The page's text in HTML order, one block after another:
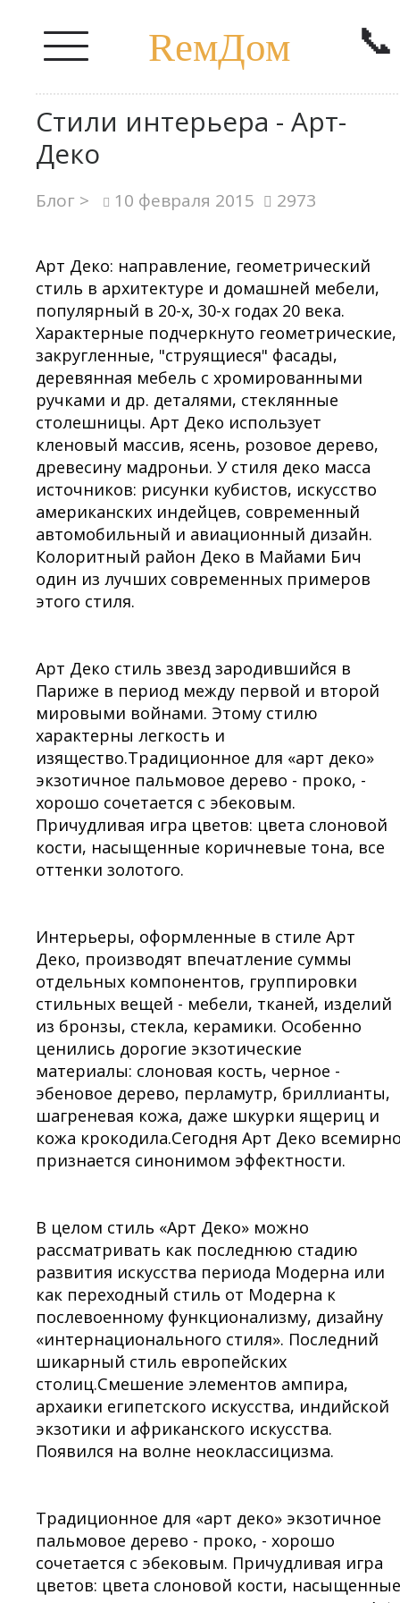
RемДом 📞
Стили интерьера - Арт-
Деко
Блог > 10 февраля 2015 2973
Арт Деко: направление, геометрический
стиль в архитектуре и домашней мебели,
популярный в 20-х, 30-х годах 20 века.
Характерные подчеркнуто геометрические,
закругленные, "струящиеся" фасады,
деревянная мебель с хромированными
ручками и др. деталями, стеклянные
столешницы. Арт Деко использует
кленовый массив, ясень, розовое дерево,
древесину мадроньи. У стиля деко масса
источников: рисунки кубистов, искусство
американских индейцев, современный
автомобильный и авиационный дизайн.
Колоритный район Деко в Майами Бич
один из лучших современных примеров
этого стиля.
Арт Деко стиль звезд зародившийся в
Париже в период между первой и второй
мировыми войнами. Этому стилю
характерны легкость и
изящество.Традиционное для «арт деко»
экзотичное пальмовое дерево - проко, -
хорошо сочетается с эбековым.
Причудливая игра цветов: цвета слоновой
кости, насыщенные коричневые тона, все
оттенки золотого.
Интерьеры, оформленные в стиле Арт
Деко, производят впечатление суммы
отдельных компонентов, группировки
стильных вещей - мебели, тканей, изделий
из бронзы, стекла, керамики. Особенно
ценились дорогие экзотические
материалы: слоновая кость, черное -
эбеновое дерево, перламутр, бриллианты,
шагреневая кожа, даже шкурки ящериц и
кожа крокодила.Сегодня Арт Деко
признается синонимом эффектности.
В целом стиль «Арт Деко» можно
рассматривать как последнюю стадию
развития искусства периода Модерна или
как переходный стиль от Модерна к
послевоенному функционализму, дизайну
«интернационального стиля». Последний
шикарный стиль европейских
столиц.Смешение элементов ампира,
архаики египетского искусства, индийской
экзотики и африканского искусства.
Появился на волне неоклассицизма.
Традиционное для «арт деко» экзотичное
пальмовое дерево - проко, - хорошо
сочетается с эбековым. Причудливая игра
цветов: цвета слоновой кости, насыщенные